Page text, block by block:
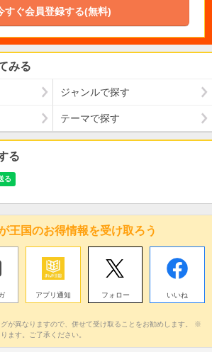
すぐ会員登録する(無料)
みる
ジャンルで探す
テーマで探す
る
王国のお得情報を受け取ろう
アプリ通知 フォロー いいね
が異なりますので、併せて受け取ることをお勧めします。 ※
ます。ご了承ください。